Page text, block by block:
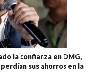
la confianza en DMG,
sus ahorros en la